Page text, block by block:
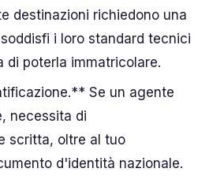
destinazioni richiedono una
i loro standard tecnici
di poterla immatricolare.
Se un agente
necessita di
scritta, oltre al tuo
d'identità nazionale.